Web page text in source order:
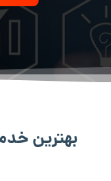
بهترین